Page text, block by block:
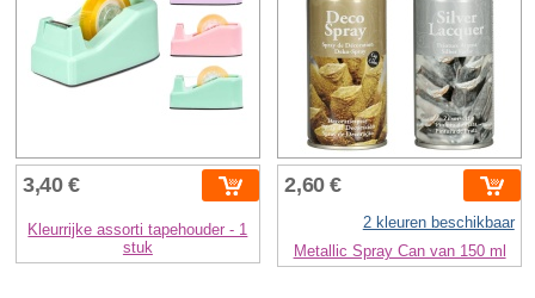
3,40 €
Kleurrijke assorti tapehouder - 1
stuk
2,60 €
2 kleuren beschikbaar
Metallic Spray Can van 150 ml